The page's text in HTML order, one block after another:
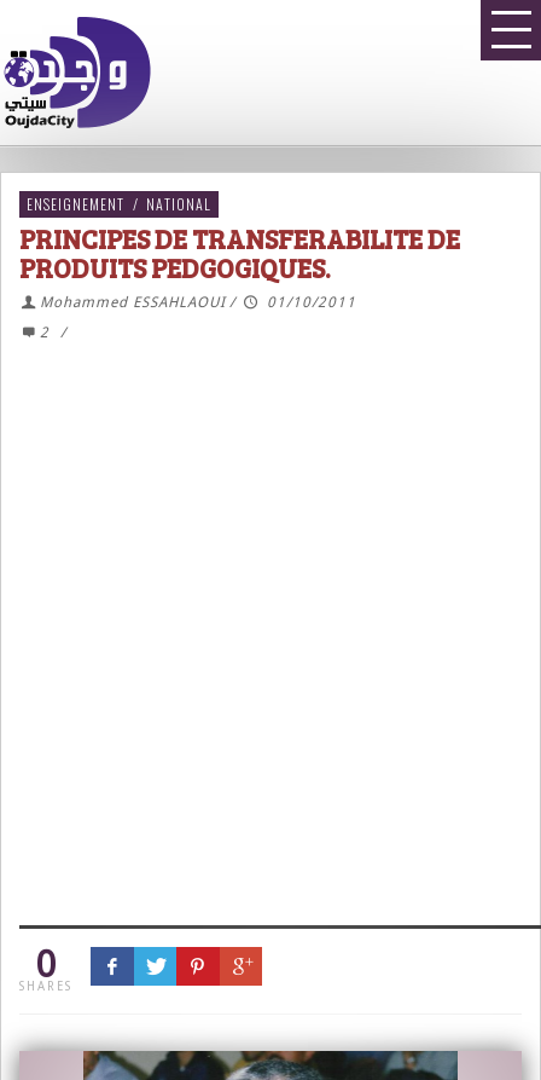
ENSEIGNEMENT / NATIONAL
PRINCIPES DE TRANSFERABILITE DE
PRODUITS PEDGOGIQUES.
Mohammed ESSAHLAOUI /
01/10/2011
2
/
0
SHARES